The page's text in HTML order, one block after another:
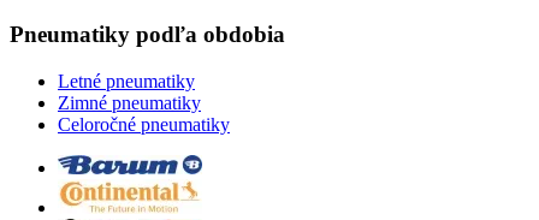
Pneumatiky podľa obdobia
Letné pneumatiky
Zimné pneumatiky
Celoročné pneumatiky